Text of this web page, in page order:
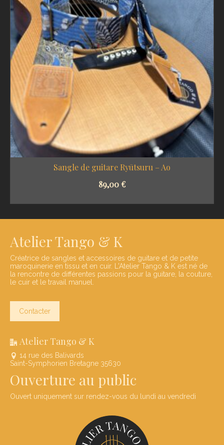
Sangle de guitare Ryūtsuru – Ao
89,00 €
Atelier Tango & K
Créatrice de sangles et accessoires de guitare et de petite
maroquinerie en tissu et en cuir. L'Atelier Tango & K est né de
la rencontre de différentes passions pour la guitare, la couture,
le cuir et le travail manuel.
Contacter
Atelier Tango & K
14 rue des Balivards
Saint-Symphorien Bretagne 35630
Ouverture au public
Ouvert uniquement sur rendez-vous du lundi au vendredi